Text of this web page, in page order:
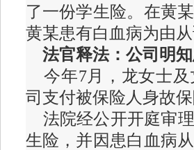
了一份学生险。在黄
黄某患有白血病为由
法官释法：公司明
今年7月，龙女士及
司支付被保险人身故
法院经公开开庭审
生险，并因患白血病